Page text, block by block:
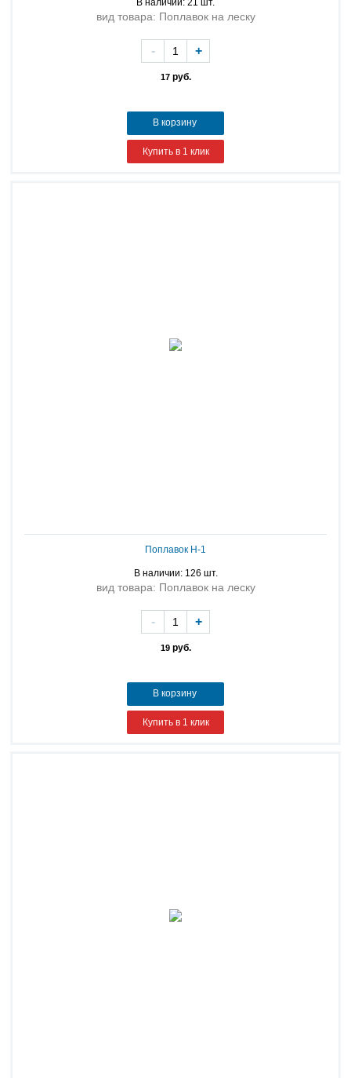
В наличии: 21 шт.
вид товара: Поплавок на леску
17руб.
- +
В корзину
Купить в 1 клик
Поплавок H-1
В наличии: 126 шт.
вид товара: Поплавок на леску
19руб.
- +
В корзину
Купить в 1 клик